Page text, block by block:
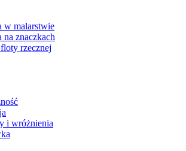
w malarstwie
na znaczkach
rzecznej
i wróżnienia